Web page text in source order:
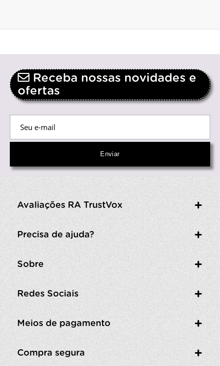
Receba nossas novidades e
ofertas
Avaliações RA TrustVox
Precisa de ajuda?
Sobre
Redes Sociais
Meios de pagamento
Compra segura